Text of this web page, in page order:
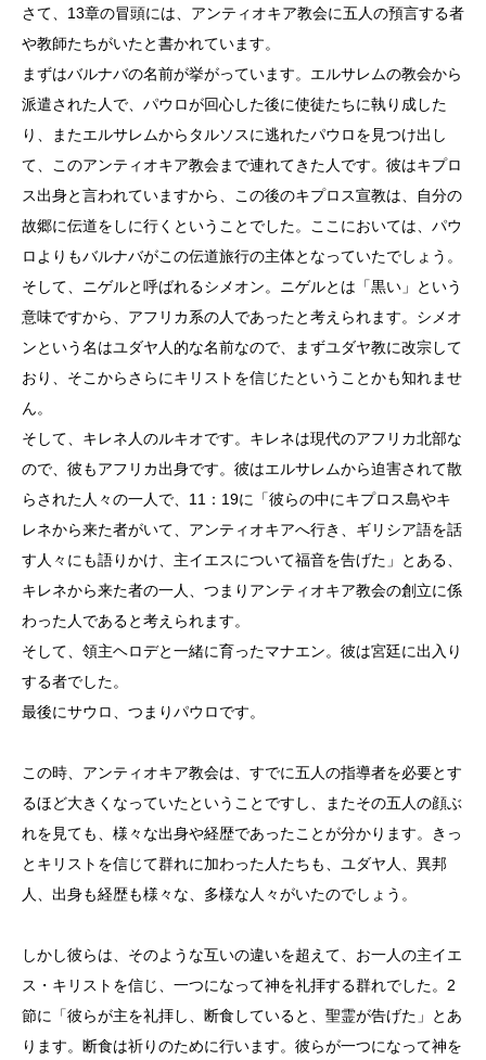
さて、13章の冒頭には、アンティオキア教会に五人の預言する者
や教師たちがいたと書かれています。
まずはバルナバの名前が挙がっています。エルサレムの教会から
派遣された人で、パウロが回心した後に使徒たちに執り成した
り、またエルサレムからタルソスに逃れたパウロを見つけ出し
て、このアンティオキア教会まで連れてきた人です。彼はキプロ
ス出身と言われていますから、この後のキプロス宣教は、自分の
故郷に伝道をしに行くということでした。ここにおいては、パウ
ロよりもバルナバがこの伝道旅行の主体となっていたでしょう。
そして、ニゲルと呼ばれるシメオン。ニゲルとは「黒い」という
意味ですから、アフリカ系の人であったと考えられます。シメオ
ンという名はユダヤ人的な名前なので、まずユダヤ教に改宗して
おり、そこからさらにキリストを信じたということかも知れませ
ん。
そして、キレネ人のルキオです。キレネは現代のアフリカ北部な
ので、彼もアフリカ出身です。彼はエルサレムから迫害されて散
らされた人々の一人で、11：19に「彼らの中にキプロス島やキ
レネから来た者がいて、アンティオキアへ行き、ギリシア語を話
す人々にも語りかけ、主イエスについて福音を告げた」とある、
キレネから来た者の一人、つまりアンティオキア教会の創立に係
わった人であると考えられます。
そして、領主ヘロデと一緒に育ったマナエン。彼は宮廷に出入り
する者でした。
最後にサウロ、つまりパウロです。
この時、アンティオキア教会は、すでに五人の指導者を必要とす
るほど大きくなっていたということですし、またその五人の顔ぶ
れを見ても、様々な出身や経歴であったことが分かります。きっ
とキリストを信じて群れに加わった人たちも、ユダヤ人、異邦
人、出身も経歴も様々な、多様な人々がいたのでしょう。
しかし彼らは、そのような互いの違いを超えて、お一人の主イエ
ス・キリストを信じ、一つになって神を礼拝する群れでした。2
節に「彼らが主を礼拝し、断食していると、聖霊が告げた」とあ
ります。断食は祈りのために行います。彼らが一つになって神を